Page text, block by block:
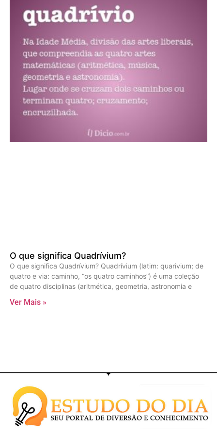
O que significa Quadrívium?
O que significa Quadrívium? Quadrívium (latim: quarivium; de
quatro e via: caminho, “os quatro caminhos”) é uma coleção
de quatro disciplinas (aritmética, geometria, astronomia e
Ver Mais »